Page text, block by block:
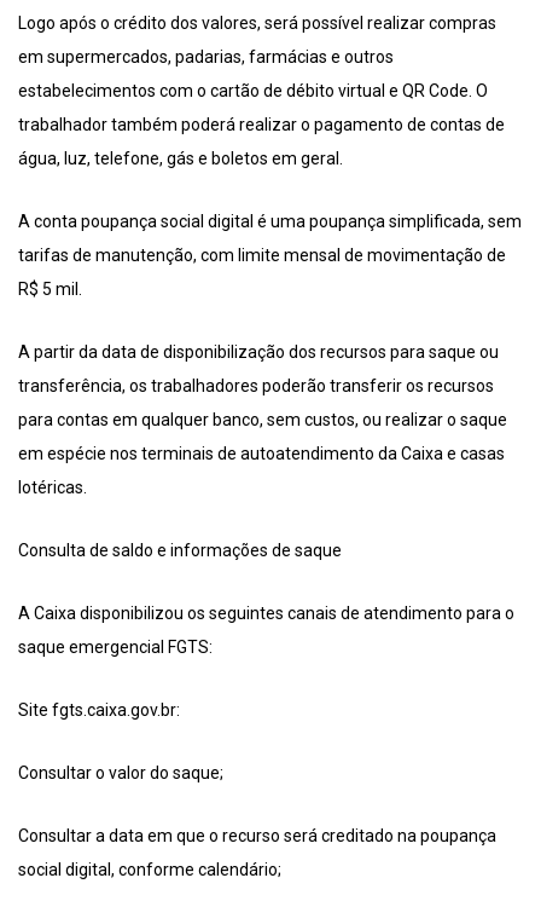
Logo após o crédito dos valores, será possível realizar compras
em supermercados, padarias, farmácias e outros
estabelecimentos com o cartão de débito virtual e QR Code. O
trabalhador também poderá realizar o pagamento de contas de
água, luz, telefone, gás e boletos em geral.
A conta poupança social digital é uma poupança simplificada, sem
tarifas de manutenção, com limite mensal de movimentação de
R$ 5 mil.
A partir da data de disponibilização dos recursos para saque ou
transferência, os trabalhadores poderão transferir os recursos
para contas em qualquer banco, sem custos, ou realizar o saque
em espécie nos terminais de autoatendimento da Caixa e casas
lotéricas.
Consulta de saldo e informações de saque
A Caixa disponibilizou os seguintes canais de atendimento para o
saque emergencial FGTS:
Site fgts.caixa.gov.br:
Consultar o valor do saque;
Consultar a data em que o recurso será creditado na poupança
social digital, conforme calendário;